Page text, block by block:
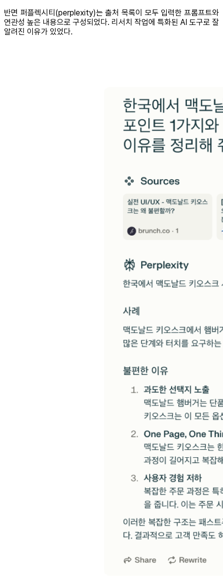
반면 퍼플렉시티(perplexity)는 출처 목록이 모두 입력한 프롬프트와
연관성 높은 내용으로 구성되었다. 리서치 작업에 특화된 AI 도구로 잘
알려진 이유가 있었다.